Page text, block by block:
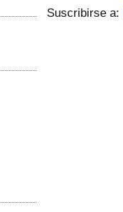
Suscribirse a: